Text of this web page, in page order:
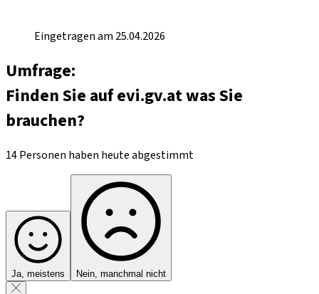
Eingetragen am 25.04.2026
Umfrage:
Finden Sie auf evi.gv.at was Sie
brauchen?
14 Personen haben heute abgestimmt
Ja, meistens Nein, manchmal nicht